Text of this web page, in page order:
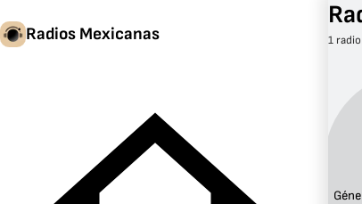
Radios Mexicanas 1 radio